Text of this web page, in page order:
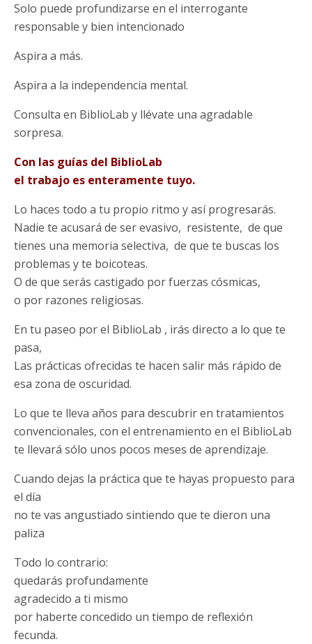
Solo puede profundizarse en el interrogante
responsable y bien intencionado
Aspira a más.
Aspira a la independencia mental.
Consulta en BiblioLab y llévate una agradable
sorpresa.
Con las guías del BiblioLab
el trabajo es enteramente tuyo.
Lo haces todo a tu propio ritmo y así progresarás.
Nadie te acusará de ser evasivo, resistente, de que
tienes una memoria selectiva, de que te buscas los
problemas y te boicoteas.
O de que serás castigado por fuerzas cósmicas,
o por razones religiosas.
En tu paseo por el BiblioLab , irás directo a lo que te
pasa,
Las prácticas ofrecidas te hacen salir más rápido de
esa zona de oscuridad.
Lo que te lleva años para descubrir en tratamientos
convencionales, con el entrenamiento en el BiblioLab
te llevará sólo unos pocos meses de aprendizaje.
Cuando dejas la práctica que te hayas propuesto para
el día
no te vas angustiado sintiendo que te dieron una
paliza
Todo lo contrario:
quedarás profundamente
agradecido a ti mismo
por haberte concedido un tiempo de reflexión
fecunda.